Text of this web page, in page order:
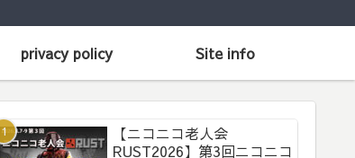
privacy policy Site info
【ニコニコ老人会
RUST2026】第3回ニコニコ